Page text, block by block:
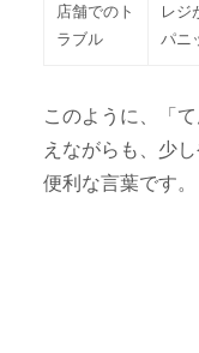
店舗でのト
ラブル
レジ
パニ
このように、「
えながらも、少
便利な言葉です。